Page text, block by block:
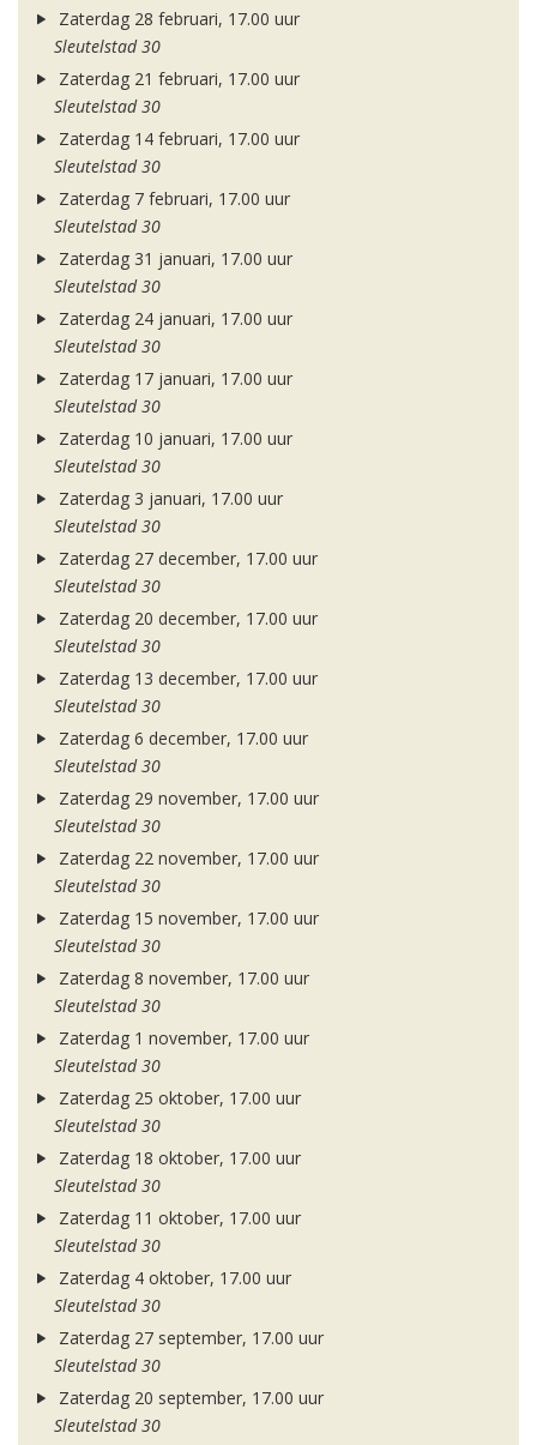
Zaterdag 28 februari, 17.00 uur
Sleutelstad 30
Zaterdag 21 februari, 17.00 uur
Sleutelstad 30
Zaterdag 14 februari, 17.00 uur
Sleutelstad 30
Zaterdag 7 februari, 17.00 uur
Sleutelstad 30
Zaterdag 31 januari, 17.00 uur
Sleutelstad 30
Zaterdag 24 januari, 17.00 uur
Sleutelstad 30
Zaterdag 17 januari, 17.00 uur
Sleutelstad 30
Zaterdag 10 januari, 17.00 uur
Sleutelstad 30
Zaterdag 3 januari, 17.00 uur
Sleutelstad 30
Zaterdag 27 december, 17.00 uur
Sleutelstad 30
Zaterdag 20 december, 17.00 uur
Sleutelstad 30
Zaterdag 13 december, 17.00 uur
Sleutelstad 30
Zaterdag 6 december, 17.00 uur
Sleutelstad 30
Zaterdag 29 november, 17.00 uur
Sleutelstad 30
Zaterdag 22 november, 17.00 uur
Sleutelstad 30
Zaterdag 15 november, 17.00 uur
Sleutelstad 30
Zaterdag 8 november, 17.00 uur
Sleutelstad 30
Zaterdag 1 november, 17.00 uur
Sleutelstad 30
Zaterdag 25 oktober, 17.00 uur
Sleutelstad 30
Zaterdag 18 oktober, 17.00 uur
Sleutelstad 30
Zaterdag 11 oktober, 17.00 uur
Sleutelstad 30
Zaterdag 4 oktober, 17.00 uur
Sleutelstad 30
Zaterdag 27 september, 17.00 uur
Sleutelstad 30
Zaterdag 20 september, 17.00 uur
Sleutelstad 30